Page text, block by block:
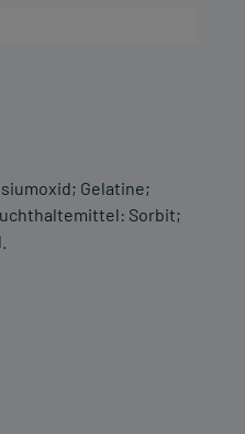
Gelatine;
Sorbit;